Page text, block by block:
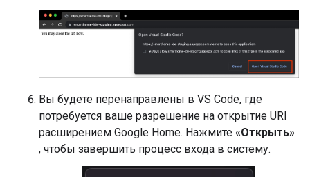
Вы будете перенаправлены в VS Code, где
потребуется ваше разрешение на открытие URI
расширением Google Home. Нажмите «Открыть»
, чтобы завершить процесс входа в систему.